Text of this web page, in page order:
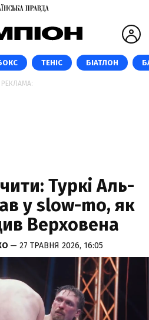
ТЕНІС БІАТЛОН
РЕКЛАМА:
Туркі Аль-
у slow-mo, як
Верховена
— 27 ТРАВНЯ 2026, 16:05